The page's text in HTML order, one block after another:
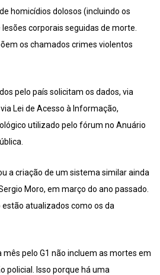
homicídios dolosos (incluindo os
corporais seguidas de morte.
os chamados crimes violentos
pelo país solicitam os dados, via
Lei de Acesso à Informação,
utilizado pelo fórum no Anuário
a criação de um sistema similar ainda
Moro, em março do ano passado.
atualizados como os da
mês pelo G1 não incluem as mortes em
policial. Isso porque há uma